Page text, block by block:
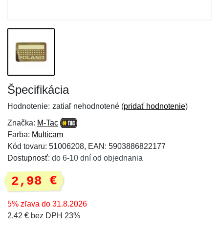
Špecifikácia
Hodnotenie: zatiaľ nehodnotené (pridať hodnotenie)
Značka: M-Tac
Farba: Multicam
Kód tovaru: 51006208, EAN: 5903886822177
Dostupnosť: do 6-10 dní od objednania
2,98 €
5% zľava do 31.8.2026
2,42 € bez DPH 23%